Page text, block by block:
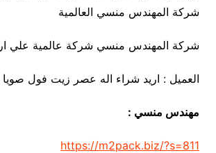
شركة المهندس منسي العالمية
شركة المهندس منسي شركة عالمية علي
العميل : اريد شراء اله عصر زيت فول صويا
مهندس منسي :
https://m2pack.biz/?s=811